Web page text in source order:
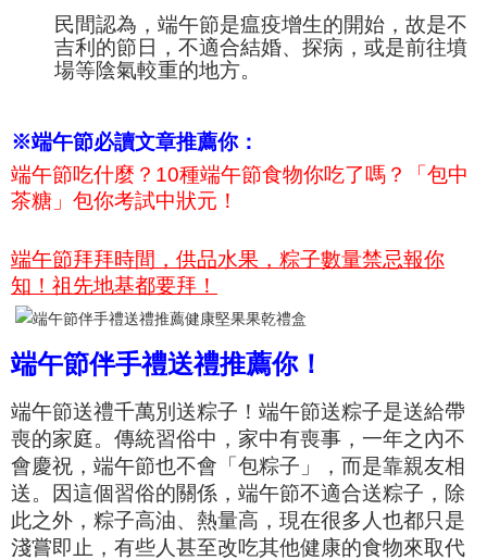
民間認為，端午節是瘟疫增生的開始 ，故是不
吉利的節日，不適合結婚、探病，或是前往墳
場等陰氣較重的地方。
※端午節必讀文章推薦你：
端午節吃什麼？10種端午節食物你吃了嗎？「包中
茶糖」包你考試中狀元！
端午節拜拜時間，供品水果，粽子數量禁忌報你
知！祖先地基都要拜！
端午節伴手禮送禮推薦你！
端午節送禮千萬別送粽子！端午節送粽子是送給帶
喪的家庭。傳統習俗中，家中有喪事，一年之內不
會慶祝，端午節也不會「包粽子」，而是靠親友相
送。因這個習俗的關係，端午節不適合送粽子，除
此之外， 粽子高油、熱量高，現在很多人也都只是
淺嘗即止，有些人甚至改吃其他健康的食物來取代